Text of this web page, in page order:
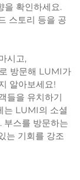
을 확인하세요.
스토리 등을 공
시고,
방문해 LUMI가
알아보세요!
들을 유치하기
는 LUMI의 소셜
부스를 방문하는
는 기회를 강조